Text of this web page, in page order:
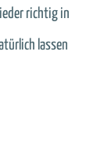
richtig in
lassen